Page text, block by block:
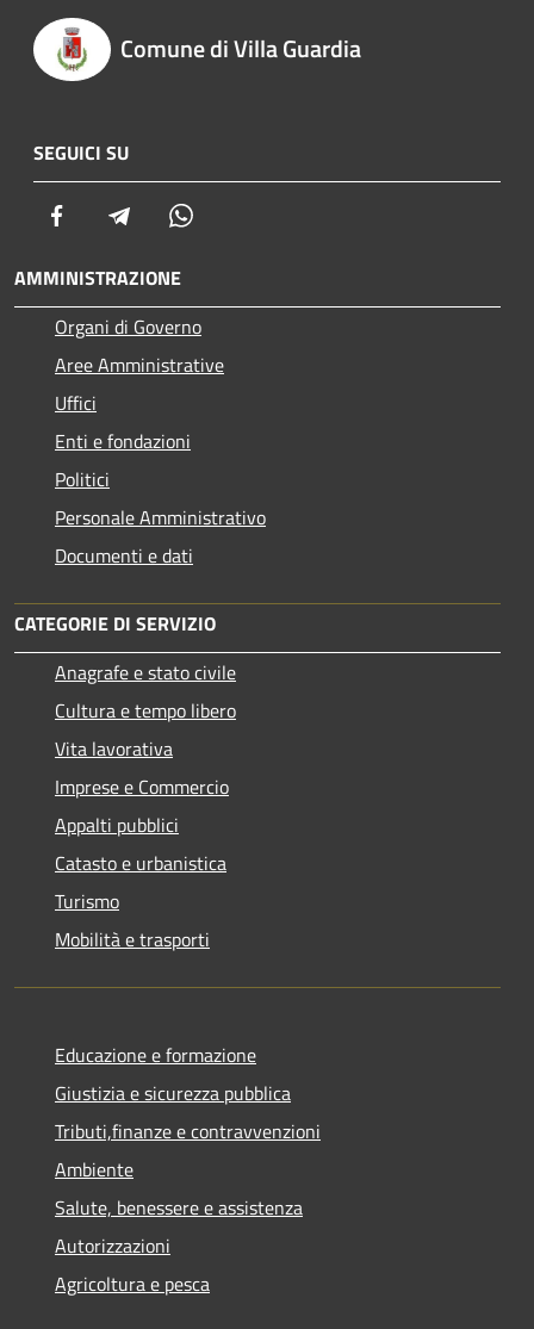
Comune di Villa Guardia
SEGUICI SU
Facebook Telegram
AMMINISTRAZIONE
Organi di Governo
Aree Amministrative
Uffici
Enti e fondazioni
Politici
Personale Amministrativo
Documenti e dati
CATEGORIE DI SERVIZIO
Anagrafe e stato civile
Cultura e tempo libero
Vita lavorativa
Imprese e Commercio
Appalti pubblici
Catasto e urbanistica
Turismo
Mobilità e trasporti
Educazione e formazione
Giustizia e sicurezza pubblica
Tributi,finanze e contravvenzioni
Ambiente
Salute, benessere e assistenza
Autorizzazioni
Agricoltura e pesca